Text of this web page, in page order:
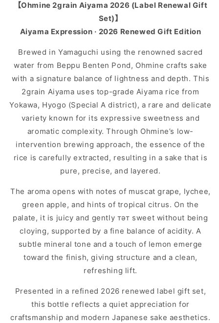
【Ohmine 2grain Aiyama 2026 (Label Renewal Gift
Set)】
Aiyama Expression · 2026 Renewed Gift Edition
Brewed in Yamaguchi using the renowned sacred
water from Beppu Benten Pond, Ohmine crafts sake
with a signature balance of lightness and depth. This
2grain Aiyama uses top-grade Aiyama rice from
Yokawa, Hyogo (Special A district), a rare and delicate
variety known for its expressive sweetness and
aromatic complexity. Through Ohmine’s low-
intervention brewing approach, the essence of the
rice is carefully extracted, resulting in a sake that is
pure, precise, and layered.
The aroma opens with notes of muscat grape, lychee,
green apple, and hints of tropical citrus. On the
palate, it is juicy and gently тәт sweet without being
cloying, supported by a fine balance of acidity. A
subtle mineral tone and a touch of lemon emerge
toward the finish, giving structure and a clean,
refreshing lift.
Presented in a refined 2026 renewed label gift set,
this bottle reflects a quiet appreciation for
craftsmanship and modern Japanese sake aesthetics.